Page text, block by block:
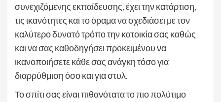
συνεχιζόμενης εκπαίδευσης, έχει την κατάρτιση,
τις ικανότητες και το όραμα να σχεδιάσει με τον
καλύτερο δυνατό τρόπο την κατοικία σας καθώς
και να σας καθοδηγήσει προκειμένου να
ικανοποιήσετε κάθε σας ανάγκη τόσο για
διαρρύθμιση όσο και για στυλ.
Το σπίτι σας είναι πιθανότατα το πιο πολύτιμο